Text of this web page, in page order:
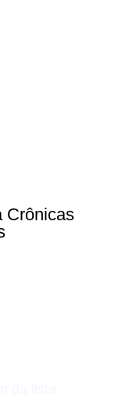
Crônicas